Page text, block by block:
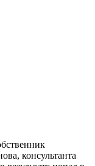
консультанта